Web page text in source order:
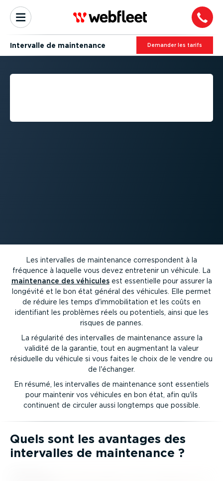
Intervalle de maintenance Demander les tarifs
QU'EST-CE QU'UN
Les intervalles de maintenance corres­pondent à la
fréquence à laquelle vous devez entretenir un véhicule. La
maintenance des véhiculesest essentielle pour assurer la
longévité et le bon état général des véhicules. Elle permet
de réduire les temps d'immobi­li­tation et les coûts en
identifiant les problèmes réels ou potentiels, ainsi que les
risques de pannes.
La régularité des intervalles de maintenance assure la
validité de la garantie, tout en augmentant la valeur
résiduelle du véhicule si vous faites le choix de le vendre ou
de l'échanger.
En résumé, les intervalles de maintenance sont essentiels
pour maintenir vos véhicules en bon état, afin qu'ils
continuent de circuler aussi longtemps que possible.
Quels sont les avantages des
intervalles de maintenance ?